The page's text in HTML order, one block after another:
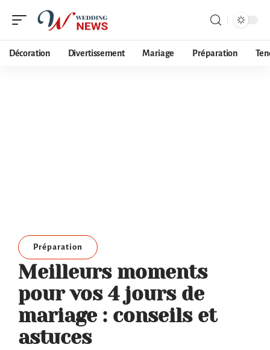
Décoration Divertissement Mariage Préparation
Préparation
Meilleurs moments
pour vos 4 jours de
mariage : conseils et
astuces